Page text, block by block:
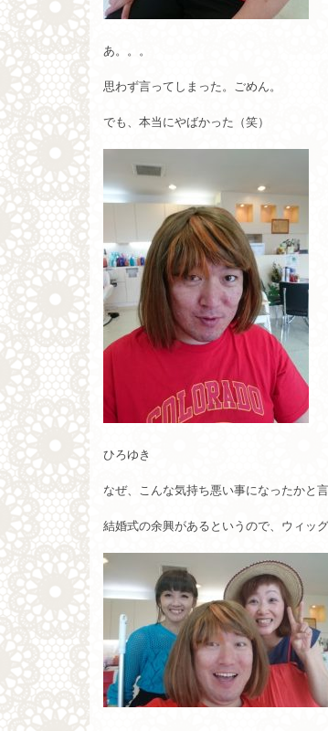
あ。。。
思わず言ってしまった。ごめん。
でも、本当にやばかった（笑）
ひろゆき
なぜ、こんな気持ち悪い事になったかと
結婚式の余興があるというので、ウィッ